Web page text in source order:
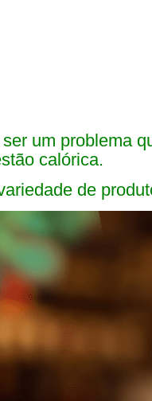
um problema
calórica.
de